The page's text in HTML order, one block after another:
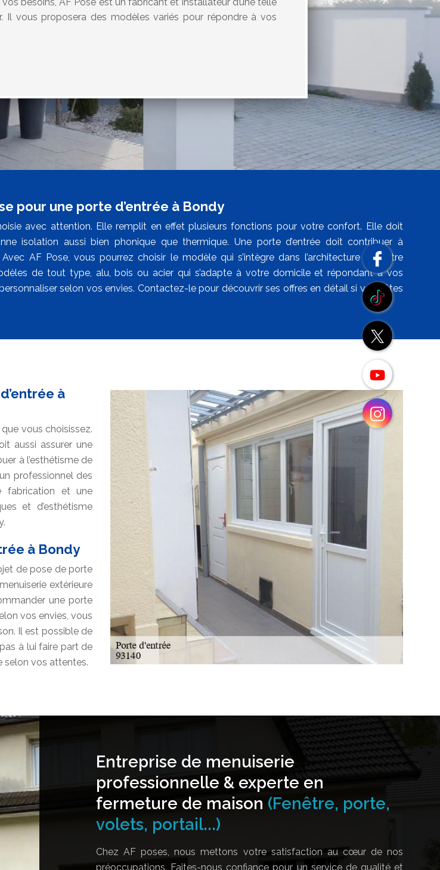
Il vous proposera des modèles variés pour répondre à vos
pour une porte d’entrée à Bondy
avec attention. Elle remplit en effet plusieurs fonctions pour votre confort. Elle doit
isolation aussi bien phonique que thermique. Une porte d’entrée doit contribuer à
AF Pose, vous pourrez choisir le modèle qui s’intègre dans l’architecture de votre
de tout type, alu, bois ou acier qui s’adapte à votre domicile et répondant à vos
selon vos envies. Contactez-le pour découvrir ses offres en détail si vous êtes
à
vous choisissez.
aussi assurer une
à l’esthétisme de
professionnel des
fabrication et une
et d’esthétisme
à Bondy
de pose de porte
extérieure
une porte
vos envies, vous
Il est possible de
à lui faire part de
selon vos attentes.
Entreprise de menuiserie
professionnelle & experte en
fermeture de maison (Fenêtre, porte,
volets, portail...)
Chez AF poses, nous mettons votre satisfaction au cœur de nos
préoccupations. Faites-nous confiance pour un service de qualité et